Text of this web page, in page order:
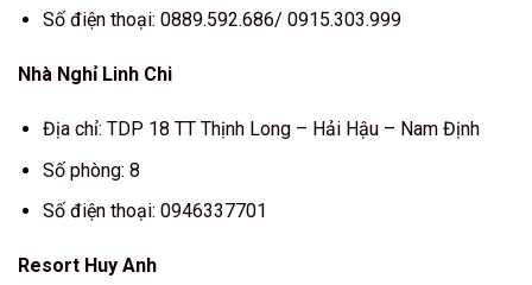
Số điện thoại: 0889.592.686/ 0915.303.999
Nhà Nghỉ Linh Chi
Địa chỉ: TDP 18 TT Thịnh Long – Hải Hậu – Nam Định
Số phòng: 8
Số điện thoại: 0946337701
Resort Huy Anh